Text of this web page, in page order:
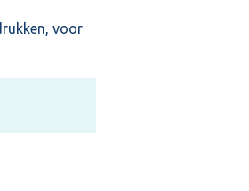
voor